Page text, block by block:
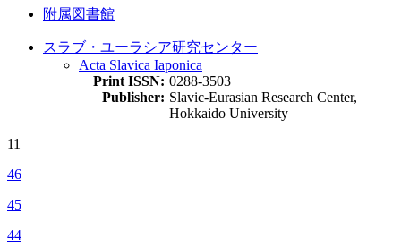
附属図書館
スラブ・ユーラシア研究センター
Acta Slavica Iaponica
Print ISSN: 0288-3503
Publisher: Slavic-Eurasian Research Center,
Hokkaido University
11
46
45
44